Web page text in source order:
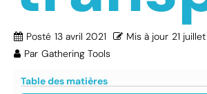
Posté 13 avril 2021 Mis à jour 21
Par Gathering Tools
Table des matières